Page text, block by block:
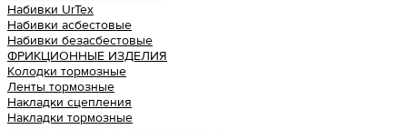
Набивки UrTex
Набивки асбестовые
Набивки безасбестовые
ФРИКЦИОННЫЕ ИЗДЕЛИЯ
Колодки тормозные
Ленты тормозные
Накладки сцепления
Накладки тормозные